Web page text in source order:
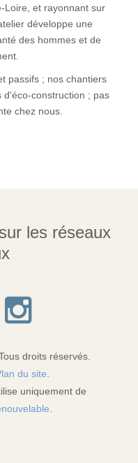
Loire, et rayonnant sur
développe une
des hommes et de
passifs ; nos chantiers
d'éco-construction ; pas
chez nous.
les réseaux
droits réservés.
du site.
uniquement de
.